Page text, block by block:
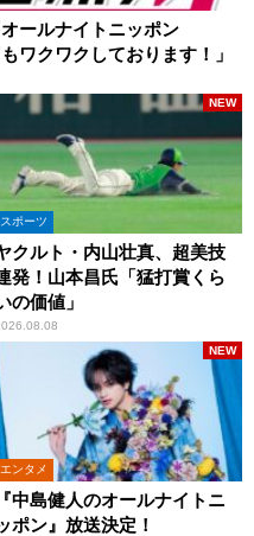
ールナイトニッポン
ワクワクしております！」
スポーツ
クルト・内山壮真、超美技
発！山本昌氏「猛打賞くら
の価値」
NEW
エンタメ
『中島健人のオールナイトニ
ポン』放送決定！
NEW